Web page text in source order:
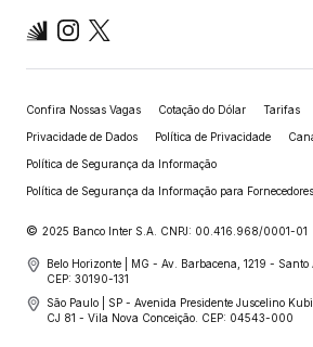
Inter Instagram
X
Confira Nossas Vagas Cotação do Dólar Tarifas
Privacidade de Dados Política de Privacidade
Política de Segurança da Informação
Política de Segurança da Informação para Fornecedores
© 2025 Banco Inter S.A. CNPJ: 00.416.968/0001-01
Belo Horizonte | MG - Av. Barbacena, 1219 - Santo
CEP: 30190-131
São Paulo | SP - Avenida Presidente Juscelino
CJ 81 - Vila Nova Conceição. CEP: 04543-000